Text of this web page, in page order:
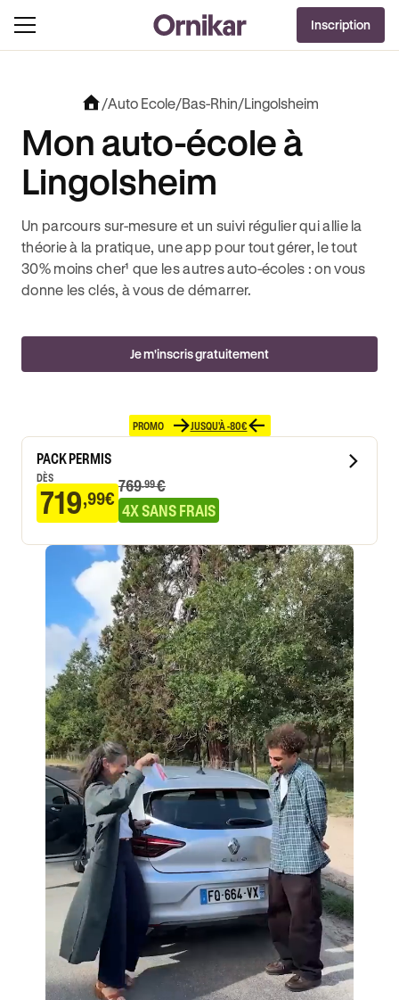
DERNIÈRES HEURES
+ 3 MOIS DEEZER PREMIUM OFFERTS* !JUSQU’À -100€ SUR VOTRE PERMIS + 3
J'EN PROFITE !
Inscription
/Auto Ecole/Bas-Rhin/Lingolsheim
Mon auto-école à
Lingolsheim
Un parcours sur-mesure et un suivi régulier qui allie la
théorie à la pratique, une app pour tout gérer, le tout
30% moins cher¹ que les autres auto-écoles : on vous
donne les clés, à vous de démarrer.
Je m'inscris gratuitement
PROMO JUSQU'À -80€
PACK PERMIS
DÈS
719,99€
769.99€
4X SANS FRAIS